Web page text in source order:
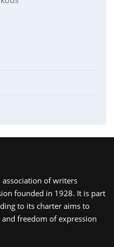
association of writers
founded in 1928. It is part
to its charter aims to
freedom of expression